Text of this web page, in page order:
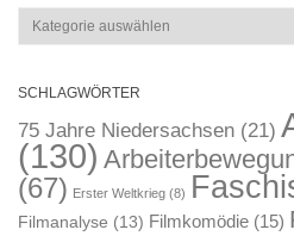
Kategorien
SCHLAGWÖRTER
75 Jahre Niedersachsen (21)
(130)
(67) Erster Weltkrieg (8)
Filmanalyse (13) Filmkomödie (15)